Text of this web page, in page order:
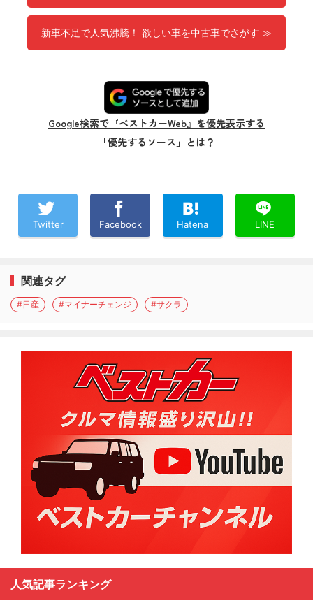
新車不足で人気沸騰！ 欲しい車を中古車でさがす ≫
Google検索で『ベストカーWeb』を優先表示する
「優先するソース」とは？
Twitter Facebook Hatena LINE
関連タグ
#日産 #マイナーチェンジ #サクラ
人気記事ランキング